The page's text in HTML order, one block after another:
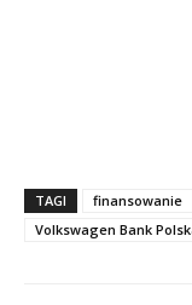
TAGI finansowanie
Volkswagen Bank